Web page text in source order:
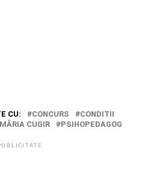
CU: CONCURS
CONDITII
CUGIR PSIHOPEDAGOG